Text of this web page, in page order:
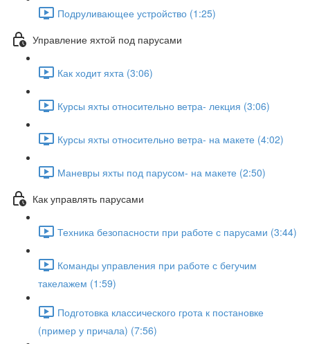
Подруливающее устройство (1:25)
Управление яхтой под парусами
Как ходит яхта (3:06)
Курсы яхты относительно ветра- лекция (3:06)
Курсы яхты относительно ветра- на макете (4:02)
Маневры яхты под парусом- на макете (2:50)
Как управлять парусами
Техника безопасности при работе с парусами (3:44)
Команды управления при работе с бегучим
такелажем (1:59)
Подготовка классического грота к постановке
(пример у причала) (7:56)